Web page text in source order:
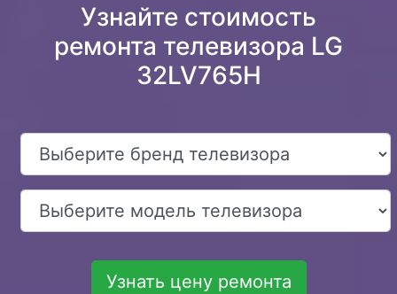
Узнайте стоимость
ремонта телевизора LG
32LV765H
Узнать цену ремонта